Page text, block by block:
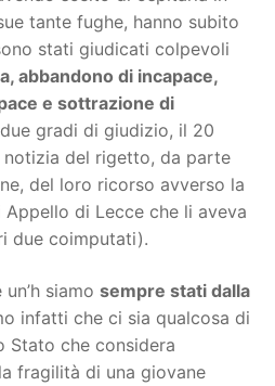
tante fughe, hanno subito
stati giudicati colpevoli
abbandono di incapace,
e sottrazione di
gradi di giudizio, il 20
del rigetto, da parte
del loro ricorso avverso la
di Lecce che li aveva
due coimputati).
siamo sempre stati dalla
infatti che ci sia qualcosa di
Stato che considera
fragilità di una giovane